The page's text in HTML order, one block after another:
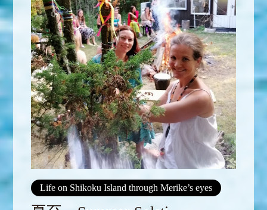
Life on Shikoku Island through Merike’s eyes